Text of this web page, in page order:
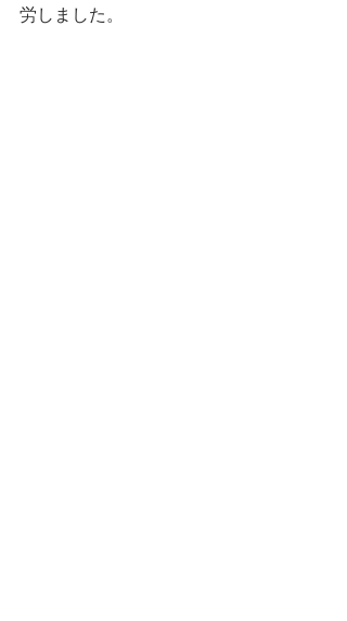
労しました。